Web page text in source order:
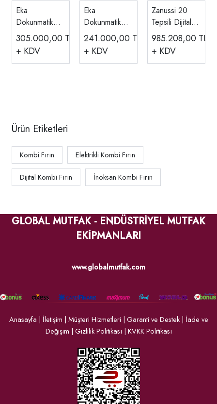
Eka
Dokunmatik
Boylerli Kombi
Fırın, Elektrikli,
11 Adet 1/1
305.000,00 TL
+ KDV
Eka
Dokunmatik
Boylerli Kombi
Fırın, Elektrikli,
7 Adet 1/1
241.000,00 TL
+ KDV
Zanussi 20
Tepsili Dijital
Kombi Fırın
Elektrikli
Boylerli 20 Gn
985.208,00 TL
+ KDV
Ürün Etiketleri
Kombi Fırın Elektrikli Kombi Fırın
Dijital Kombi Fırın İnoksan Kombi Fırın
GLOBAL MUTFAK - ENDÜSTRİYEL MUTFAK
EKİPMANLARI
www.globalmutfak.com
Anasayfa | İletişim | Müşteri Hizmetleri | Garanti ve Destek| İade ve
Değişim | Gizlilik Politikası | KVKK Politikası